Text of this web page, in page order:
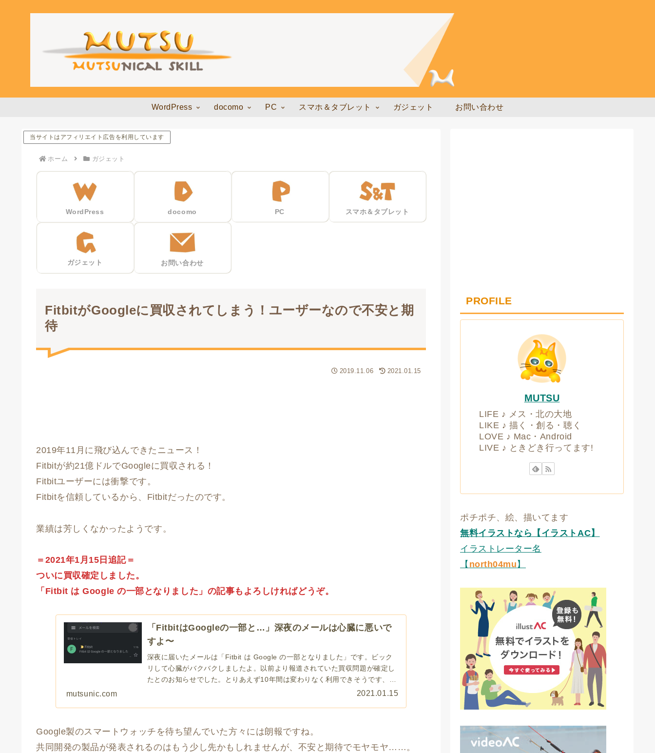
WordPress docomo PC スマホ＆タブレット ガジェット お問い合わせ
当サイトはアフィリエイト広告を利用しています
ホーム ガジェット
WordPress docomo PC スマホ＆タブレット
ガジェット お問い合わせ
FitbitがGoogleに買収されてしまう！ユーザーなので不安と期
待
2019.11.06 2021.01.15
2019年11月に飛び込んできたニュース！
Fitbitが約21億ドルでGoogleに買収される！
Fitbitユーザーには衝撃です。
Fitbitを信頼しているから、Fitbitだったのです。
業績は芳しくなかったようです。
＝2021年1月15日追記＝
ついに買収確定しました。
「Fitbit は Google の一部となりました」の記事もよろしければどうぞ。
「FitbitはGoogleの一部と…」深夜のメールは心臓に悪いで
すよ〜
深夜に届いたメールは「Fitbit は Google の一部となりました」です。ビック
リして心臓がバクバクしましたよ。以前より報道されていた買収問題が確定し
たとのお知らせでした。とりあえず10年間は変わりなく利用できそうです、多
mutsunic.com 2021.01.15
Google製のスマートウォッチを待ち望んでいた方々には朗報ですね。
共同開発の製品が発表されるのはもう少し先かもしれませんが、不安と期待でモヤモヤ……。
PROFILE
MUTSU
LIFE ♪ メス・北の大地
LIKE ♪ 描く・創る・聴く
LOVE ♪ Mac・Android
LIVE ♪ ときどき行ってます!
ポチポチ、絵、描いてます
無料イラストなら【イラストAC】
イラストレーター名
【 north04mu 】